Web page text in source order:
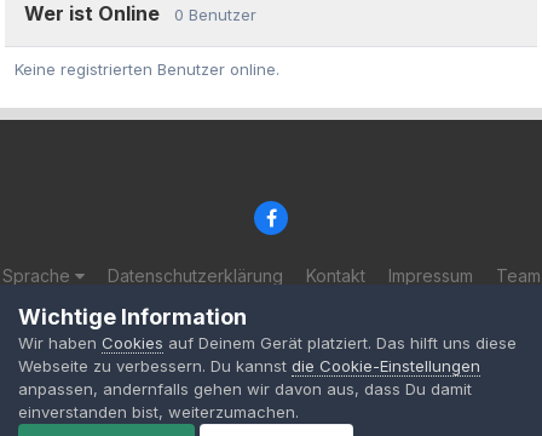
Wer ist Online 0 Benutzer
Keine registrierten Benutzer online.
Sprache Datenschutzerklärung Kontakt Impressum Team
© 2002-2025 BF-Games.net
Powered by Invision Community
Wichtige Information
Wir haben Cookies auf Deinem Gerät platziert. Das hilft uns diese
Webseite zu verbessern. Du kannst die Cookie-Einstellungen
anpassen, andernfalls gehen wir davon aus, dass Du damit
einverstanden bist, weiterzumachen.